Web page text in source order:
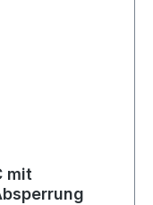
mit